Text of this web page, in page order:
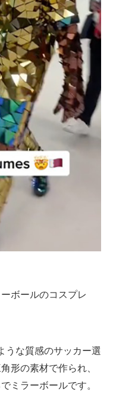
ボールのコスプレ
な質感のサッカー選
形の素材で作られ、
ミラーボールです。